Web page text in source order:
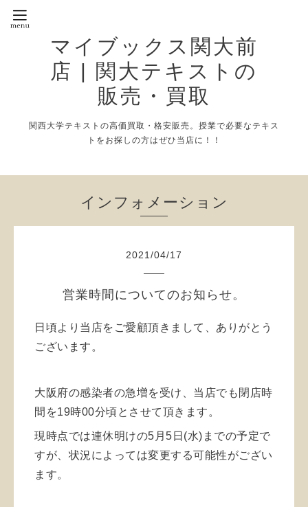
マイブックス関大前
店 | 関大テキストの
販売・買取
関西大学テキストの高価買取・格安販売。授業で必要なテキス
トをお探しの方はぜひ当店に！！
インフォメーション
2021 /04/17
営業時間についてのお知らせ。
日頃より当店をご愛顧頂きまして、ありがとう
ございます。
大阪府の感染者の急増を受け、当店でも 閉店時
間を19時00分頃とさせて頂きます。
現時点では連休明けの5月5日(水)までの予定で
すが、状況によっては変更する可能性がござい
ます。